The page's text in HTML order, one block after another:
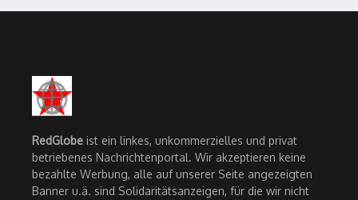
RedGlobe ist ein linkes, unkommerzielles und privat
betriebenes Nachrichtenportal. Wir akzeptieren keine
bezahlte Werbung, alle auf unserer Seite angezeigten
Banner u.ä. sind Solidaritätsanzeigen, für die wir nicht